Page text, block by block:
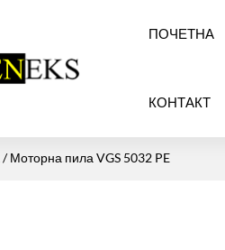
ПОЧЕТНА
КОНТАКТ
/ Моторна пила VGS 5032 PE